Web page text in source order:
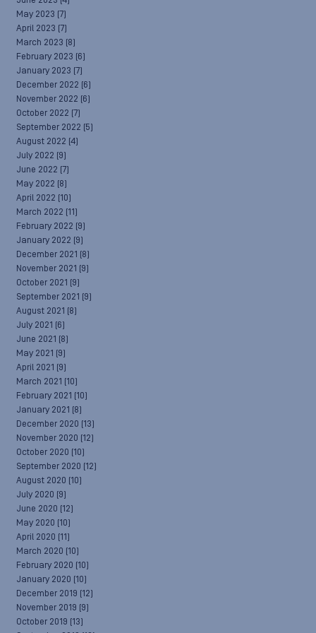
May 2023 (7)
April 2023 (7)
March 2023 (8)
February 2023 (6)
January 2023 (7)
December 2022 (6)
November 2022 (6)
October 2022 (7)
September 2022 (5)
August 2022 (4)
July 2022 (9)
June 2022 (7)
May 2022 (8)
April 2022 (10)
March 2022 (11)
February 2022 (9)
January 2022 (9)
December 2021 (8)
November 2021 (9)
October 2021 (9)
September 2021 (9)
August 2021 (8)
July 2021 (6)
June 2021 (8)
May 2021 (9)
April 2021 (9)
March 2021 (10)
February 2021 (10)
January 2021 (8)
December 2020 (13)
November 2020 (12)
October 2020 (10)
September 2020 (12)
August 2020 (10)
July 2020 (9)
June 2020 (12)
May 2020 (10)
April 2020 (11)
March 2020 (10)
February 2020 (10)
January 2020 (10)
December 2019 (12)
November 2019 (9)
October 2019 (13)